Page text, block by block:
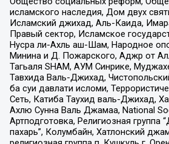
исламского наследия, Дом двух
Исламский джихад, Аль-Каида,
Правый сектор, Исламское
Нусра ли-Ахль аш-Шам, Народное
Минина и Д. Пожарского, Аджр от
Тагьаля SHAM, АУМ Синрике,
Тавхида Валь-Джихад,
ба суи давлати исломи,
Сеть, Катиба Таухид валь-Джихад,
Ахлю Сунна Валь Джамаа, National
Артподготовка, Религиозная группа
пахарь”, Колумбайн, Хатлонский